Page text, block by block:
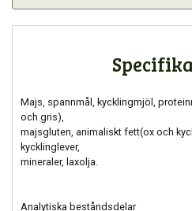
Majs, spannmål, kycklingmjöl,
och gris),
majsgluten, animaliskt fett(ox och
kycklinglever,
mineraler, laxolja.
Analytiska beståndsdelar